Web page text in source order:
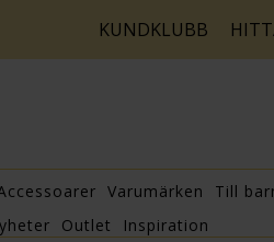
KUNDKLUBB
Varumärken
Till
Outlet Inspiration